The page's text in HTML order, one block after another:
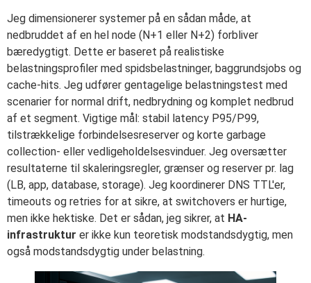
Jeg dimensionerer systemer på en sådan måde, at
nedbruddet af en hel node (N+1 eller N+2) forbliver
bæredygtigt. Dette er baseret på realistiske
belastningsprofiler med spidsbelastninger, baggrundsjobs og
cache-hits. Jeg udfører gentagelige belastningstest med
scenarier for normal drift, nedbrydning og komplet nedbrud
af et segment. Vigtige mål: stabil latency P95/P99,
tilstrækkelige forbindelsesreserver og korte garbage
collection- eller vedligeholdelsesvinduer. Jeg oversætter
resultaterne til skaleringsregler, grænser og reserver pr. lag
(LB, app, database, storage). Jeg koordinerer DNS TTL'er,
timeouts og retries for at sikre, at switchovers er hurtige,
men ikke hektiske. Det er sådan, jeg sikrer, at HA-
infrastruktur er ikke kun teoretisk modstandsdygtig, men
også modstandsdygtig under belastning.